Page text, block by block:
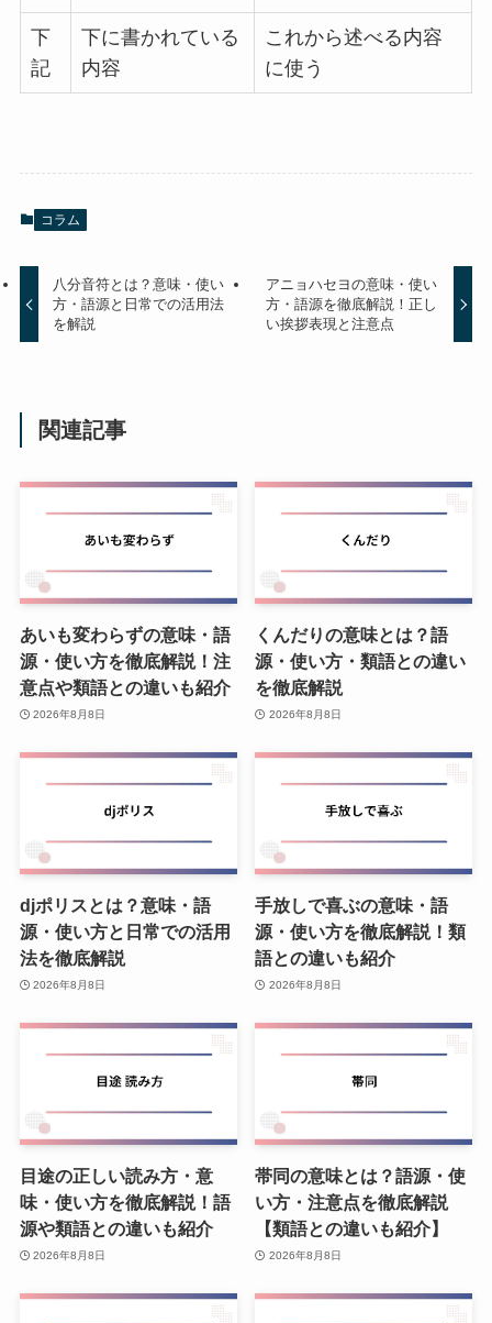
下
記
下に書かれている
内容
これから述べる内容
に使う
コラム
八分音符とは？意味・使い
方・語源と日常での活用法
を解説
アニョハセヨの意味・使い
方・語源を徹底解説！正し
い挨拶表現と注意点
関連記事
あいも変わらずの意味・語
源・使い方を徹底解説！注
意点や類語との違いも紹介
2026年8月8日
くんだりの意味とは？語
源・使い方・類語との違い
を徹底解説
2026年8月8日
djポリスとは？意味・語
源・使い方と日常での活用
法を徹底解説
2026年8月8日
手放しで喜ぶの意味・語
源・使い方を徹底解説！類
語との違いも紹介
2026年8月8日
目途の正しい読み方・意
味・使い方を徹底解説！語
源や類語との違いも紹介
2026年8月8日
帯同の意味とは？語源・使
い方・注意点を徹底解説
【類語との違いも紹介】
2026年8月8日